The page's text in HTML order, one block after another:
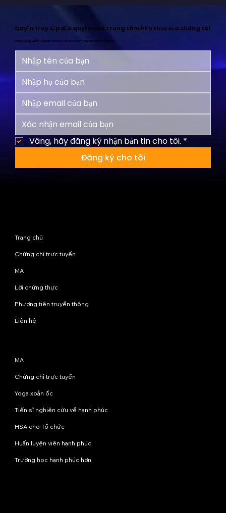
Quyền truy cập độc quyền vào Trung tâm kiến thức của chúng tôi
Đăng ký ngay và bắt đầu hành trình đến với cuộc sống hạnh phúc và viên mãn hơn!
Vâng, hãy đăng ký nhận bản tin cho tôi. *
Đăng ký cho tôi
Trang chủ
Chứng chỉ trực tuyến
MA
Lời chứng thực
Phương tiện truyền thông
Liên hệ
MA
Chứng chỉ trực tuyến
Yoga xoắn ốc
Tiến sĩ nghiên cứu về hạnh phúc
HSA cho Tổ chức
Huấn luyện viên hạnh phúc
Trường học hạnh phúc hơn